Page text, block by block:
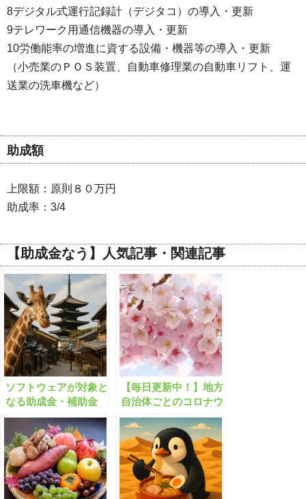
8デジタル式運行記録計（デジタコ）の導入・更新
9テレワーク用通信機器の導入・更新
10労働能率の増進に資する設備・機器等の導入・更新
（小売業のＰＯＳ装置、自動車修理業の自動車リフト、運
送業の洗車機など）
助成額
上限額：原則８０万円
助成率：3/4
【助成金なう】人気記事・関連記事
ソフトウェアが対象と
なる助成金・補助金
【毎日更新中！】地方
自治体ごとのコロナウ
イルスに関する助成金
速報!!【有料会員限
定】